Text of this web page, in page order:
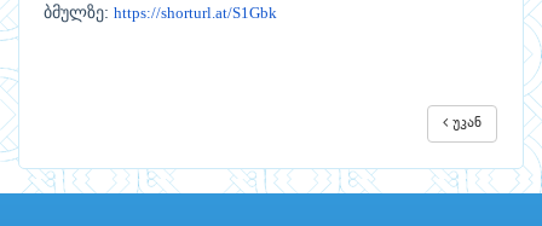
ბმულზე: https://shorturl.at/S1Gbk
უკან